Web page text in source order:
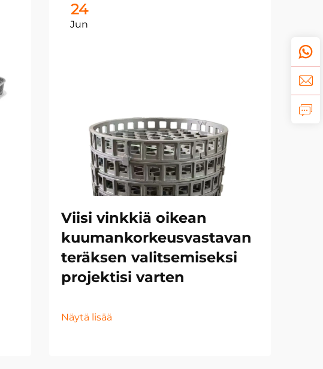
24
Jun
Viisi vinkkiä oikean
kuumankorkeusvastavan
teräksen valitsemiseksi
projektisi varten
Näytä lisää